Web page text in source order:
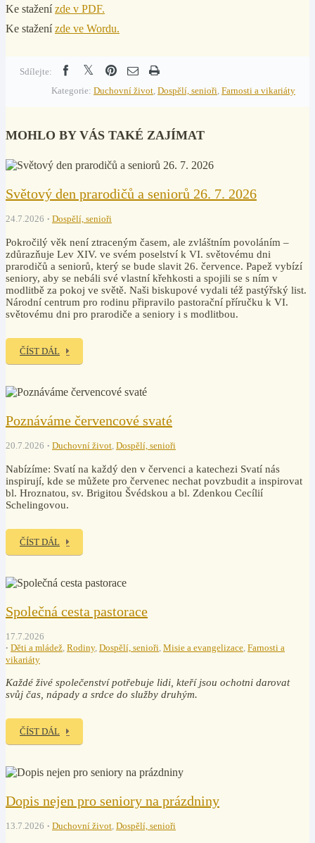
Ke staženízde v PDF.
Ke staženízde ve Wordu.
Sdílejte:
Kategorie: Duchovní život, Dospělí, senioři, Farnosti a vikariáty
MOHLO BY VÁS TAKÉ ZAJÍMAT
Světový den prarodičů a seniorů 26. 7. 2026
24.7.2026 Dospělí, senioři
Pokročilý věk není ztraceným časem, ale zvláštním povoláním –
zdůrazňuje Lev XIV. ve svém poselství k VI. světovému dni
prarodičů a seniorů, který se bude slavit 26. července. Papež vybízí
seniory, aby se nebáli své vlastní křehkosti a spojili se s ním v
modlitbě za pokoj ve světě. Naši biskupové vydali též pastýřský list.
Národní centrum pro rodinu připravilo pastorační příručku k VI.
světovému dni pro prarodiče a seniory i s modlitbou.
ČÍST DÁL
Poznáváme červencové svaté
20.7.2026 Duchovní život, Dospělí, senioři
Nabízíme: Svatí na každý den v červenci a katechezi Svatí nás
inspirují, kde se můžete pro červenec nechat povzbudit a inspirovat
bl. Hroznatou, sv. Brigitou Švédskou a bl. Zdenkou Cecílií
Schelingovou.
ČÍST DÁL
Společná cesta pastorace
17.7.2026
Děti a mládež, Rodiny, Dospělí, senioři, Misie a evangelizace, Farnosti a
vikariáty
Každé živé společenství potřebuje lidi, kteří jsou ochotni darovat
svůj čas, nápady a srdce do služby druhým.
ČÍST DÁL
Dopis nejen pro seniory na prázdniny
13.7.2026 Duchovní život, Dospělí, senioři